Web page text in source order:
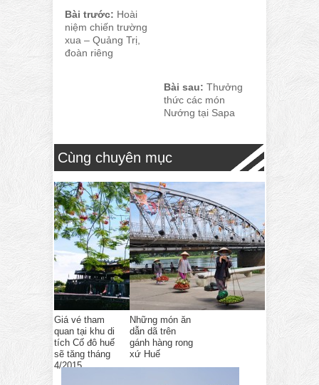
Bài trước: Hoài
niệm chiến trường
xua – Quảng Trị,
đoàn riêng
Bài sau:Thưởng
thức các món
Nướng tại Sapa
Cùng chuyên mục
Giá vé tham
quan tại khu di
tích Cố đô huế
sẽ tăng tháng
4/2015
Những món ăn
dẫn dã trên
gánh hàng rong
xứ Huế